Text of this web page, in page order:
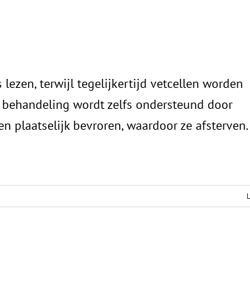
terwijl tegelijkertijd vetcellen worden
wordt zelfs ondersteund door
plaatselijk bevroren, waardoor ze